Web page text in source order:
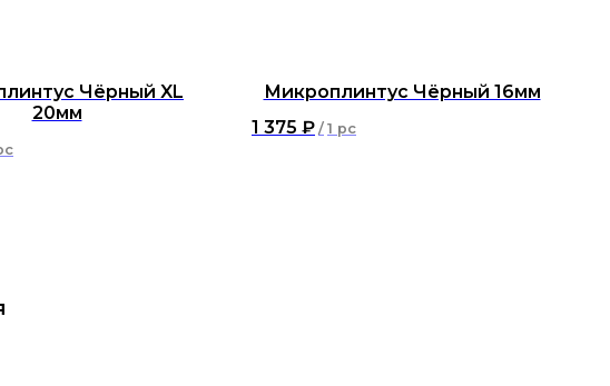
Чёрный XL
20мм
Микроплинтус Чёрный 16мм
1 375 ₽ / 1 pc